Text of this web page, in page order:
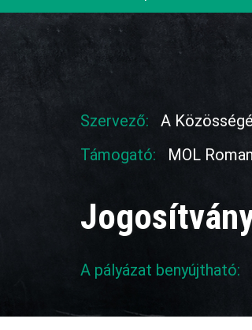
navigation
Szervező:
A
Támogató:
MOL
A pályázat benyújtható: